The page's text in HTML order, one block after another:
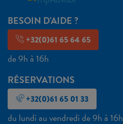
BESOIN D'AIDE ?
+32(0)61 65 64 65
de 9h à 16h
RÉSERVATIONS
+32(0)61 65 01 33
du lundi au vendredi de 9h à 16h